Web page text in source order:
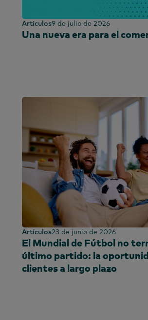
Artículos9 de julio de 2026
Una nueva era para el
Artículos23 de junio de 2026
El Mundial de Fútbol no
último partido: la
clientes a largo plazo